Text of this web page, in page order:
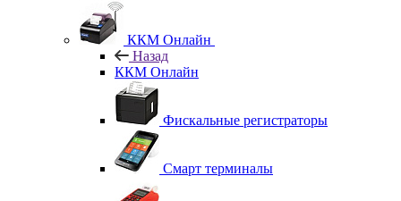
ККМ Онлайн
Назад
ККМ Онлайн
Фискальные регистраторы
Смарт терминалы